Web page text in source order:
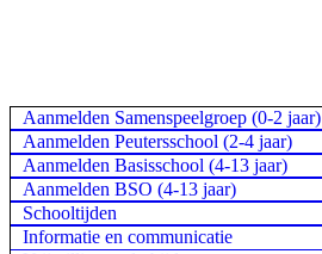
Aanmelden Samenspeelgroep (0-2 jaar)
Aanmelden Peutersschool (2-4 jaar)
Aanmelden Basisschool (4-13 jaar)
Aanmelden BSO (4-13 jaar)
Schooltijden
Informatie en communicatie